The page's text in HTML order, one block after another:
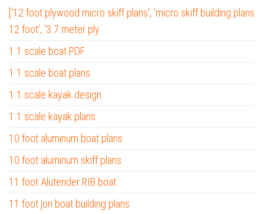
['12 foot plywood micro skiff plans', 'micro skiff building plans
12 foot', '3.7 meter ply
1 1 scale boat PDF
1 1 scale boat plans
1 1 scale kayak design
1 1 scale kayak plans
10 foot aluminum boat plans
10 foot aluminum skiff plans
11 foot Alutender RIB boat
11 foot jon boat building plans